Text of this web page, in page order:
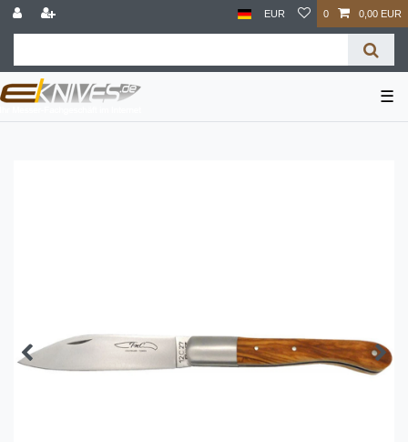
EUR 0 0,00 EUR
☰